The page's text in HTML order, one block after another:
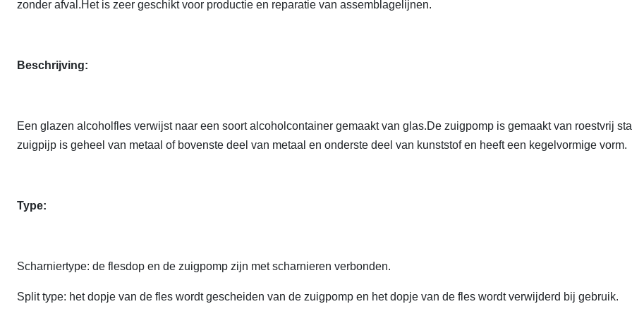
zonder afval.Het is zeer geschikt voor productie en reparatie van assemblagelijnen.
Beschrijving:
Een glazen alcoholfles verwijst naar een soort alcoholcontainer gemaakt van glas.De zuigpomp is gemaakt van roestvrij
zuigpijp is geheel van metaal of bovenste deel van metaal en onderste deel van kunststof en heeft een kegelvormige vorm.
Type:
Scharniertype: de flesdop en de zuigpomp zijn met scharnieren verbonden.
Split type: het dopje van de fles wordt gescheiden van de zuigpomp en het dopje van de fles wordt verwijderd bij gebruik.